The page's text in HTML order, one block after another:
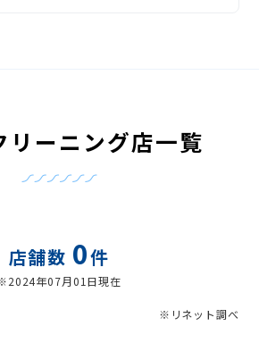
リーニング店一覧
店舗数 0件
年07月01日現在
※リネット調べ